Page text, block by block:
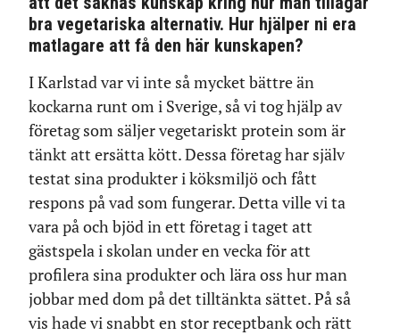
bra vegetariska alternativ. Hur hjälper ni era
matlagare att få den här kunskapen?
I Karlstad var vi inte så mycket bättre än
kockarna runt om i Sverige, så vi tog hjälp av
företag som säljer vegetariskt protein som är
tänkt att ersätta kött. Dessa företag har själv
testat sina produkter i köksmiljö och fått
respons på vad som fungerar. Detta ville vi ta
vara på och bjöd in ett företag i taget att
gästspela i skolan under en vecka för att
profilera sina produkter och lära oss hur man
jobbar med dom på det tilltänkta sättet. På så
vis hade vi snabbt en stor receptbank och rätt